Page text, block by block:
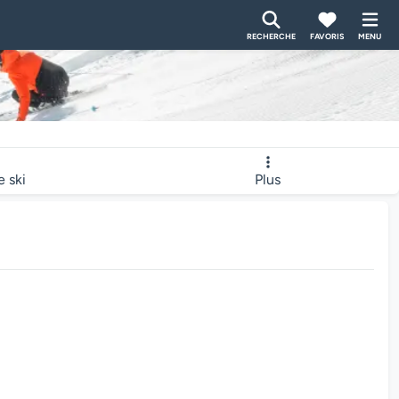
RECHERCHE FAVORIS MENU
ski Plus